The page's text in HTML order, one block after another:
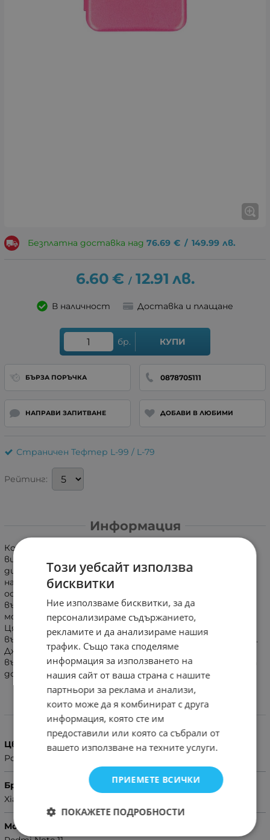
Безплатна доставка над 76.69 € / 149.99 лв.
6.60 € / 12.91 лв.
В наличност Доставка и плащане
бр. КУПИ
БЪРЗА ПОРЪЧКА 0878705111
НАПРАВИ ЗАПИТВАНЕ ДОБАВИ В ЛЮБИМИ
Страничен Тефтер L-99 / L-79
Рейтинг:
Информация
Кожен калъф, тип тефтер, изработен от
висококачествена кожа. Стилен и изчистен слим
дизайн. Тефтерът е със скрит магнит, благодарение
на който предното капаче прилепва идеално към
основата на калъфа. Силиконовотο легло от
вътрешната страна гарантира отлична защита на
мобилното устройство при изпускане и удари.
Цялостна защита за телефона. Калъфът е с
възможност да мине в удобна позиция за мултимедия.
Джобче за кредитни карти и документи от
вътрешната страна на предния капак. Лесен достъп
до всички бутони и изходи на телефона.
Характеристики
Цвят
Розов
Бранд
Xiaomi
Модел Телефон
Този уебсайт използва
бисквитки
Ние използваме бисквитки, за да
персонализираме съдържанието,
рекламите и да анализираме нашия
трафик. Също така споделяме
информация за използването на
нашия сайт от ваша страна с нашите
партньори за реклама и анализи,
които може да я комбинират с друга
информация, която сте им
предоставили или която са събрали от
вашето използване на техните услуги.
ПРИЕМЕТЕ ВСИЧКИ
ПОКАЖЕТЕ ПОДРОБНОСТИ